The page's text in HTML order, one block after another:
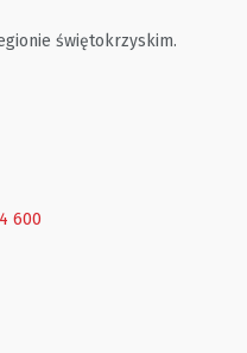
świętokrzyskim.
600